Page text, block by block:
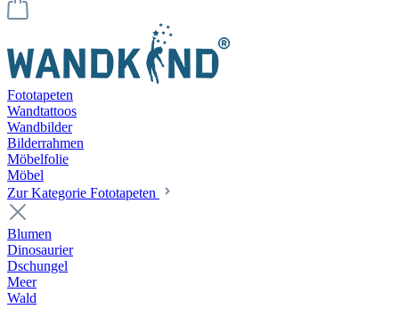
Fototapeten
Wandtattoos
Wandbilder
Bilderrahmen
Möbelfolie
Möbel
Zur Kategorie Fototapeten
Blumen
Dinosaurier
Dschungel
Meer
Wald